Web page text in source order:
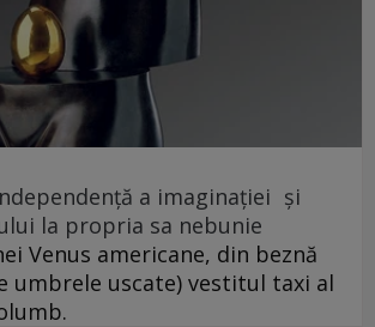
a imaginației și
la propria sa nebunie
Venus americane, din beznă
umbrele uscate) vestitul taxi al